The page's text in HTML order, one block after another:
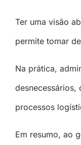
Ter uma visão
permite tomar
Na prática,
desnecessários,
processos
Em resumo, ao